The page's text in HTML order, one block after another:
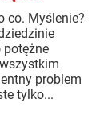
co. Myślenie?
potężne
problem
tylko...